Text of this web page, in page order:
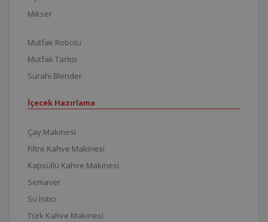
Mikser
Mutfak Robotu
Mutfak Tartısı
Sürahi Blender
İçecek Hazırlama
Çay Makinesi
Filtre Kahve Makinesi
Kapsüllü Kahve Makinesi
Semaver
Su Isıtıcı
Türk Kahve Makinesi